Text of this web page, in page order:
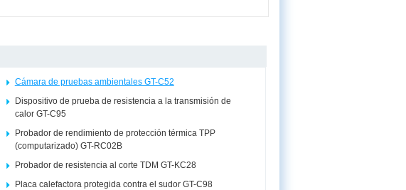
Cámara de pruebas ambientales GT-C52
Dispositivo de prueba de resistencia a la transmisión de
calor GT-C95
Probador de rendimiento de protección térmica TPP
(computarizado) GT-RC02B
Probador de resistencia al corte TDM GT-KC28
Placa calefactora protegida contra el sudor GT-C98